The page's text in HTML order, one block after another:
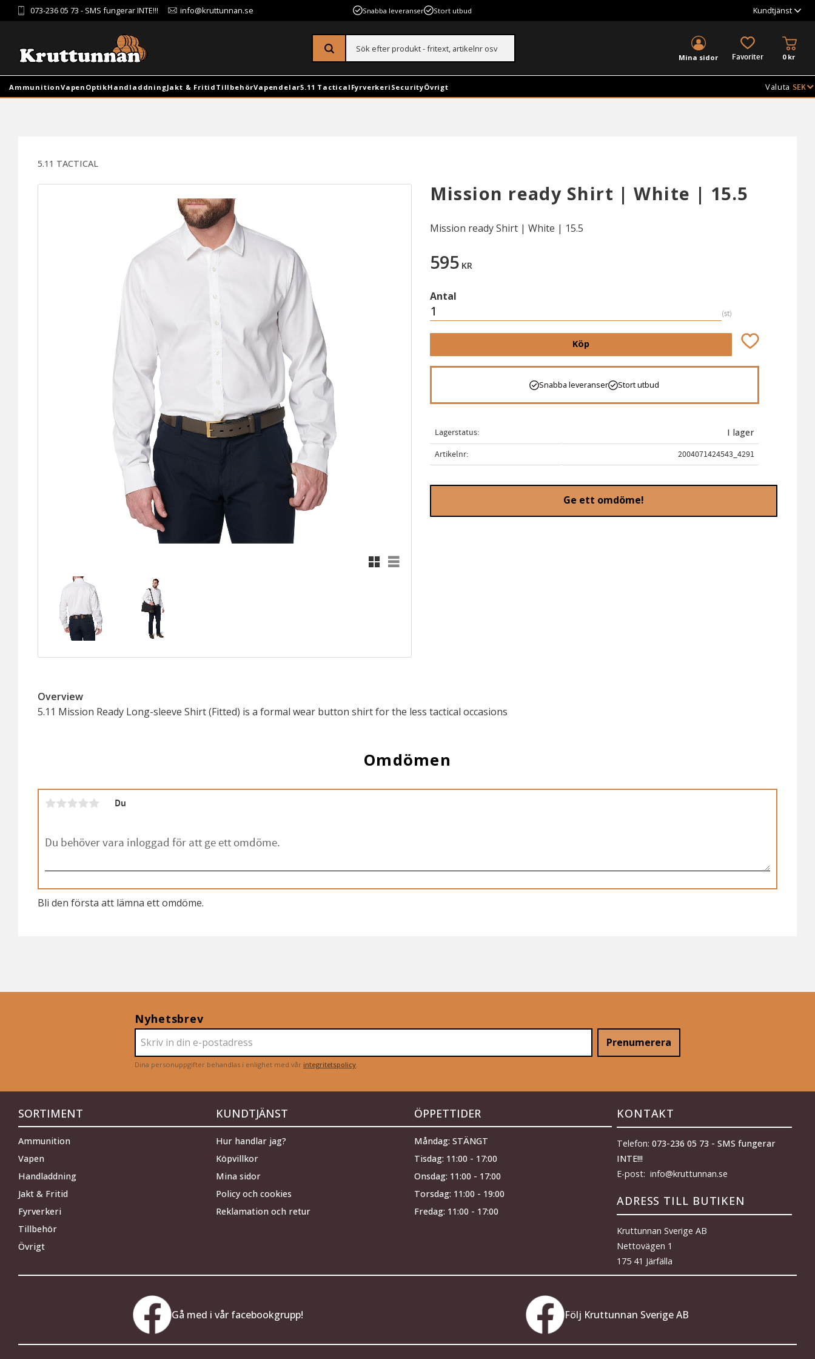
073-236 05 73 - SMS fungerar INTE!!! info@kruttunnan.se Snabba leveranser Stort utbud Kundtjänst
Mina sidor FAVORITER 0kr
AmmunitionVapen OptikHandladdningJakt & Fritid TillbehörVapendelar5.11 Tactical Fyrverkeri SecurityÖvrigt Valuta
5.11 TACTICAL
Mission ready Shirt | White | 15.5
Mission ready Shirt | White | 15.5
Rutnätsvy
Listvy
595KR
Antal
st
Köp Lägg till i
Snabba leveranser Stort utbud
Lagerstatus
I lager
Artikelnr
2004071424543_4291
Ge ett omdöme!
Overview
5.11 Mission Ready Long-sleeve Shirt (Fitted) is a formal wear button shirt for the less tactical occasions
Omdömen
Du
Bli den första att lämna ett omdöme.
Nyhetsbrev
Prenumerera
Dina personuppgifter behandlas i enlighet med vår integritetspolicy.
SORTIMENT
Ammunition
Vapen
Handladdning
Jakt & Fritid
Fyrverkeri
Tillbehör
Övrigt
KUNDTJÄNST
Hur handlar jag?
Köpvillkor
Mina sidor
Policy och cookies
Reklamation och retur
ÖPPETTIDER
Måndag: STÄNGT
Tisdag: 11:00 - 17:00
Onsdag: 11:00 - 17:00
Torsdag: 11:00 - 19:00
Fredag: 11:00 - 17:00
KONTAKT
Telefon: 073-236 05 73 - SMS fungerar
INTE!!!
E-post: info@kruttunnan.se
ADRESS TILL BUTIKEN
Kruttunnan Sverige AB
Nettovägen 1
175 41 Järfälla
Gå med i vår facebookgrupp! Följ Kruttunnan Sverige AB